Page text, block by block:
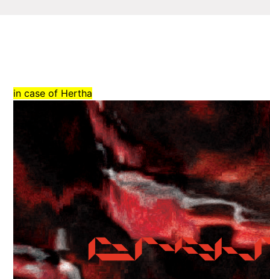
in case of Hertha